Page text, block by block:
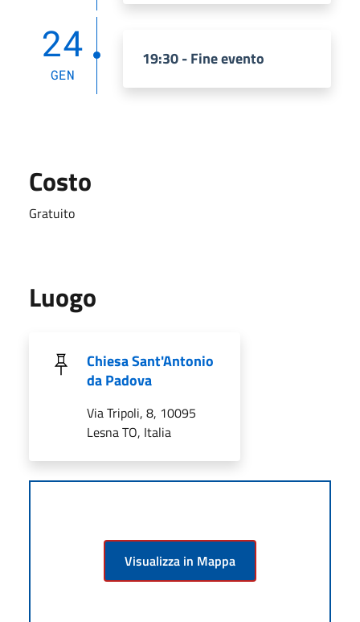
24
GEN
19:30 - Fine evento
Costo
Gratuito
Luogo
Chiesa Sant'Antonio
da Padova
Via Tripoli, 8, 10095
Lesna TO, Italia
Visualizza in Mappa